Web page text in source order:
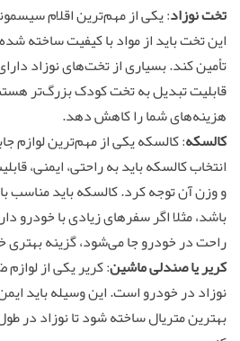
تخت نوزاد: یکی از مهم‌ترین اقلام
این تخت باید از مواد با کیفیت ساخته شده
تأمین کند. بسیاری از تخت‌های نوزاد
قابلیت تبدیل به تخت کودک بزرگ‌تر
هزینه‌های شما را کاهش دهد.
کالسکه: کالسکه یکی از مهم‌ترین لوازم
انتخاب کالسکه باید به راحتی، ایمنی،
و وزن آن توجه کرد. کالسکه باید مناسب
باشد، مثلا اگر سفرهای زیادی با خودرو
راحت در خودرو جا می‌شود، گزینه بهتری
کریر یا صندلی ماشین: کریر یکی از
نوزاد در خودرو است. این وسیله باید
بهترین متریال ساخته شود تا نوزاد در